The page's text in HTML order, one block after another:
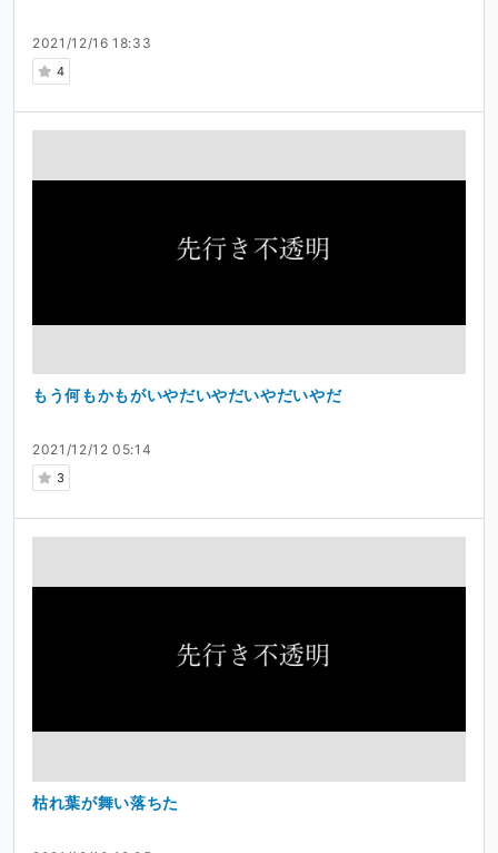
2021/12/16 18:33
4
2021/12/12 05:14
3
もう何もかもがいやだいやだいやだいやだ
枯れ葉が舞い落ちた